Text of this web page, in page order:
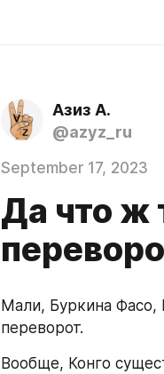
Азиз А.
@azyz_ru
September 17, 2023
Да что ж
Мали, Буркина Фасо,
переворот.
Вообще, Конго